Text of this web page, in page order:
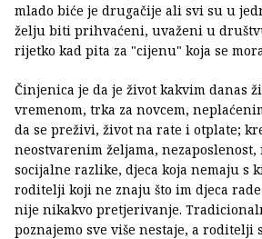
mlado biće je drugačije ali svi su u
želju biti prihvaćeni, uvaženi u
rijetko kad pita za "cijenu" koja se
Činjenica je da je život kakvim danas
vremenom, trka za novcem,
da se preživi, život na rate i otplate;
neostvarenim željama, nezaposlenost,
socijalne razlike, djeca koja nemaju s
roditelji koji ne znaju što im djeca rade
nije nikakvo pretjerivanje.
poznajemo sve više nestaje, a roditelji